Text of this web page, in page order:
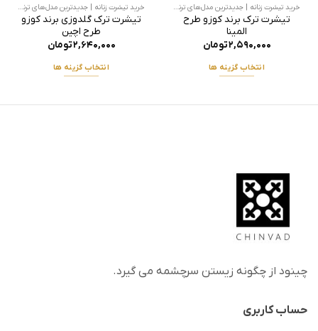
خرید تیشرت زنانه | جدیدترین مدل‌های ترند در پوشاک چینود
تیشرت ترک برند کوزو طرح
المینا
۲,۵۹۰,۰۰۰تومان
انتخاب گزینه ها
باشد.
است
محصول
خرید تیشرت زنانه | جدیدترین مدل‌های ترند در پوشاک چینود
تیشرت ترک گلدوزی برند کوزو
طرح اچین
۲,۶۴۰,۰۰۰تومان
انتخاب گزینه ها
چینود از چگونه زیستن سرچشمه می گیرد.
حساب کاربری